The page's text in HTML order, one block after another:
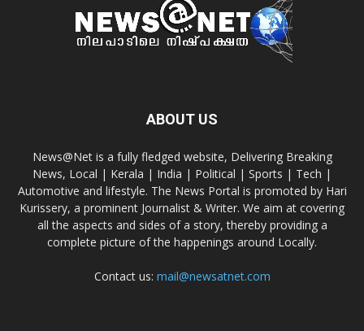
ABOUT US
News@Net is a fully fledged website, Delivering Breaking
News, Local | Kerala | India | Political | Sports | Tech |
Automotive and lifestyle. The News Portal is promoted by Hari
Kurissery, a prominent Journalist & Writer. We aim at covering
all the aspects and sides of a story, thereby providing a
complete picture of the happenings around Locally.
Contact us: mail@newsatnet.com